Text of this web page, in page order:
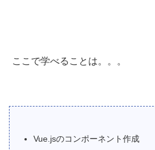
ここで学べることは。。。
Vue.jsのコンポーネント作成